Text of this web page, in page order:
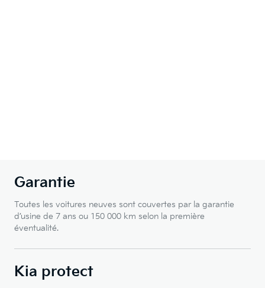
Garantie
Toutes les voitures neuves sont couvertes par la garantie
d’usine de 7 ans ou 150 000 km selon la première
éventualité.
Kia protect